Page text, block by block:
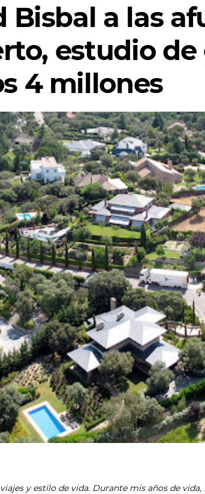
Bisbal a las
estudio
4 millones
y estilo de vida. Durante mis años de